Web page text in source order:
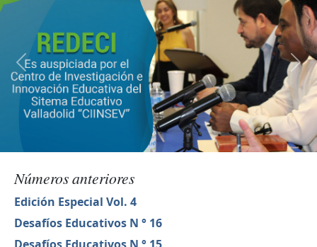
Números anteriores
Edición Especial Vol. 4
Desafíos Educativos N ° 16